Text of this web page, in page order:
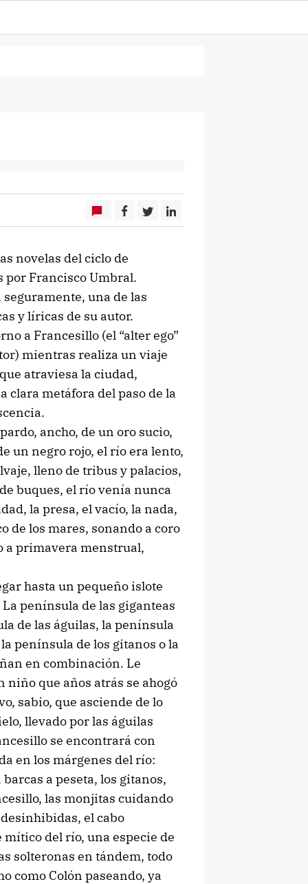
novelas del ciclo de
por Francisco Umbral.
seguramente, una de las
y líricas de su autor.
a Francesillo (el “alter ego”
mientras realiza un viaje
atraviesa la ciudad,
clara metáfora del paso de la
ancho, de un oro sucio,
un negro rojo, el río era lento,
lleno de tribus y palacios,
buques, el río venía nunca
la presa, el vacío, la nada,
de los mares, sonando a coro
a primavera menstrual,
hasta un pequeño islote
península de las giganteas
de las águilas, la península
península de los gitanos o la
en combinación. Le
que años atrás se ahogó
sabio, que asciende de lo
llevado por las águilas
se encontrará con
en los márgenes del río:
a peseta, los gitanos,
las monjitas cuidando
el cabo
del río, una especie de
solteronas en tándem, todo
como Colón paseando, ya